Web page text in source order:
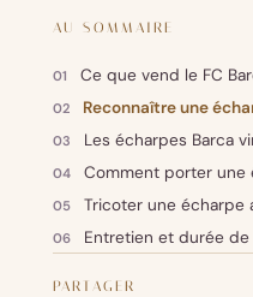
AU SOMMAIRE
Ce que vend le FC
Reconnaître une
Les écharpes Barca
Comment porter une
Tricoter une écharpe
Entretien et durée de
PARTAGER